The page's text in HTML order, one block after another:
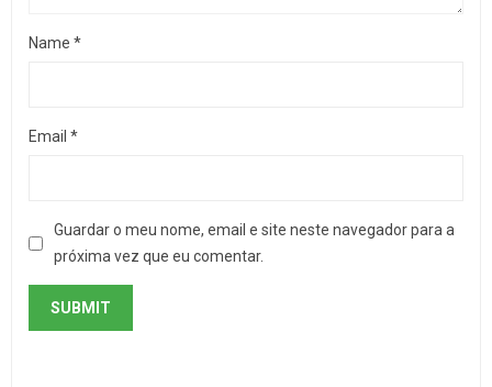
Name *
Email *
Guardar o meu nome, email e site neste navegador para a
próxima vez que eu comentar.